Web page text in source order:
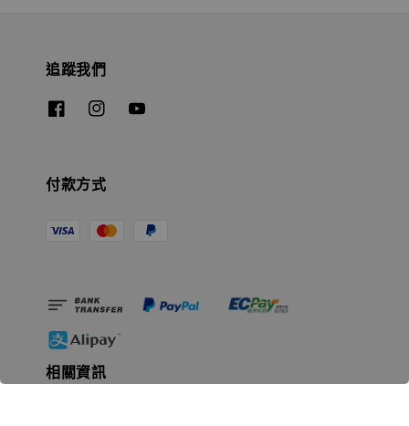
追蹤我們
付款方式
相關資訊